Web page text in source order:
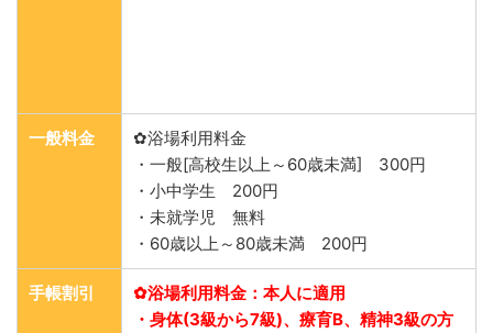
一般料金
✿浴場利用料金
・一般[高校生以上～60歳未満] 300円
・小中学生 200円
・未就学児 無料
・60歳以上～80歳未満 200円
手帳割引
✿浴場利用料金：本人に適用
・身体(3級から7級)、療育B、精神3級の方